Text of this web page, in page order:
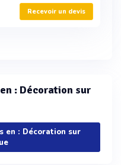
Recevoir un devis
: Décoration sur
en : Décoration sur